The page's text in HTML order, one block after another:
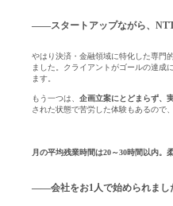
――スタートアップながら、NTT
やはり決済・金融領域に特化した専門
ました。クライアントがゴールの達成
ます。
もう一つは、 企画立案にとどまらず、
された状態で苦労した体験もあるので
月の平均残業時間は20～30時間以内。
――会社をお1人で始められまし